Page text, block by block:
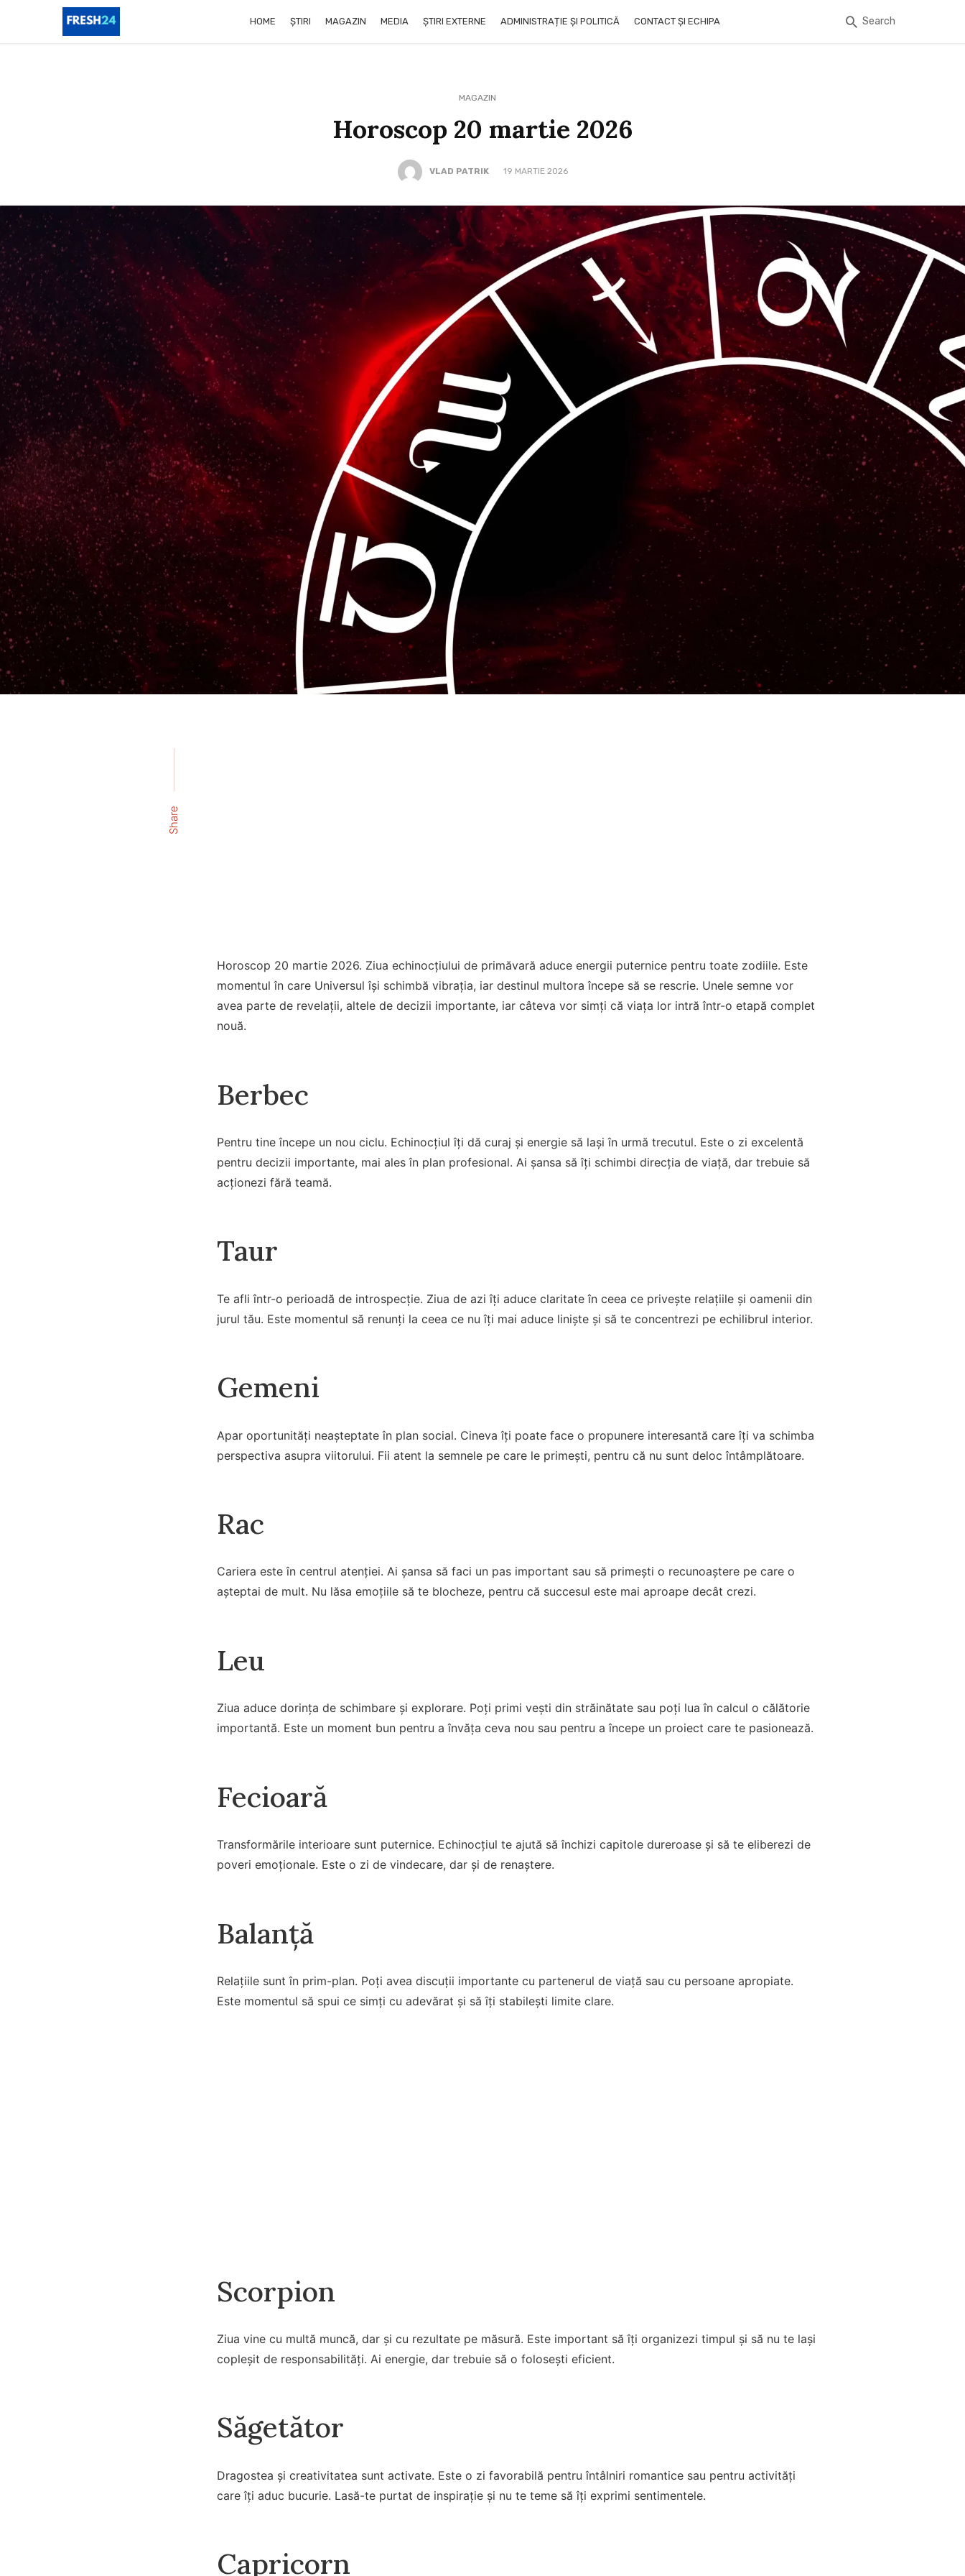
HOME ȘTIRI MAGAZIN MEDIA ȘTIRI EXTERNE ADMINISTRAȚIE ȘI POLITICĂ CONTACT ȘI ECHIPA Search
MAGAZIN
Horoscop 20 martie 2026
VLAD PATRIK 19 MARTIE 2026
Share
Horoscop 20 martie 2026. Ziua echinocțiului de primăvară aduce energii puternice pentru toate zodiile. Este
momentul în care Universul își schimbă vibrația, iar destinul multora începe să se rescrie. Unele semne vor
avea parte de revelații, altele de decizii importante, iar câteva vor simți că viața lor intră într-o etapă complet
nouă.
Berbec
Pentru tine începe un nou ciclu. Echinocțiul îți dă curaj și energie să lași în urmă trecutul. Este o zi excelentă
pentru decizii importante, mai ales în plan profesional. Ai șansa să îți schimbi direcția de viață, dar trebuie să
acționezi fără teamă.
Taur
Te afli într-o perioadă de introspecție. Ziua de azi îți aduce claritate în ceea ce privește relațiile și oamenii din
jurul tău. Este momentul să renunți la ceea ce nu îți mai aduce liniște și să te concentrezi pe echilibrul interior.
Gemeni
Apar oportunități neașteptate în plan social. Cineva îți poate face o propunere interesantă care îți va schimba
perspectiva asupra viitorului. Fii atent la semnele pe care le primești, pentru că nu sunt deloc întâmplătoare.
Rac
Cariera este în centrul atenției. Ai șansa să faci un pas important sau să primești o recunoaștere pe care o
așteptai de mult. Nu lăsa emoțiile să te blocheze, pentru că succesul este mai aproape decât crezi.
Leu
Ziua aduce dorința de schimbare și explorare. Poți primi vești din străinătate sau poți lua în calcul o călătorie
importantă. Este un moment bun pentru a învăța ceva nou sau pentru a începe un proiect care te pasionează.
Fecioară
Transformările interioare sunt puternice. Echinocțiul te ajută să închizi capitole dureroase și să te eliberezi de
poveri emoționale. Este o zi de vindecare, dar și de renaștere.
Balanță
Relațiile sunt în prim-plan. Poți avea discuții importante cu partenerul de viață sau cu persoane apropiate.
Este momentul să spui ce simți cu adevărat și să îți stabilești limite clare.
Scorpion
Ziua vine cu multă muncă, dar și cu rezultate pe măsură. Este important să îți organizezi timpul și să nu te lași
copleșit de responsabilități. Ai energie, dar trebuie să o folosești eficient.
Săgetător
Dragostea și creativitatea sunt activate. Este o zi favorabilă pentru întâlniri romantice sau pentru activități
care îți aduc bucurie. Lasă-te purtat de inspirație și nu te teme să îți exprimi sentimentele.
Capricorn